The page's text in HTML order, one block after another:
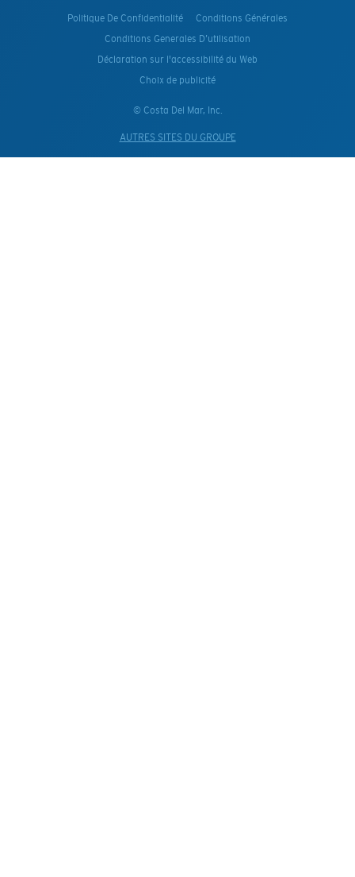
Politique De Confidentialité
Conditions Générales
Conditions Generales D’utilisation
Déclaration sur l'accessibilité du Web
Choix de publicité
© Costa Del Mar, Inc.
AUTRES SITES DU GROUPE